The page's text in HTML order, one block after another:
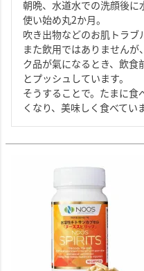
朝晩、水道水での洗顔後に
使い始め丸2か月。
吹き出物などのお肌トラブ
また飲用ではありません
ク品が氣になるとき、飲食
とプッシュしています。
そうすることで。たまに食
くなり、美味しく食べてい